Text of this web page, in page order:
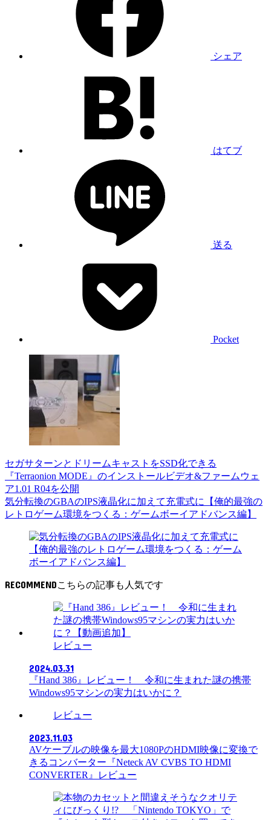
シェア
はてブ
送る
Pocket
セガサターンとドリームキャストをSSD化できる
『Terraonion MODE』のインストールビデオ&ファームウェ
ア1.01 R04を公開
気分転換のGBAのIPS液晶化に加えて充電式に【俺的最強の
レトロゲーム環境をつくる：ゲームボーイアドバンス編】
RECOMMEND
レビュー
2024.03.31
『Hand 386』レビュー！ 令和に生まれた謎の携帯
Windows95マシンの実力はいかに？
レビュー
2023.11.03
AVケーブルの映像を最大1080PのHDMI映像に変換で
きるコンバーター『Neteck AV CVBS TO HDMI
CONVERTER』レビュー